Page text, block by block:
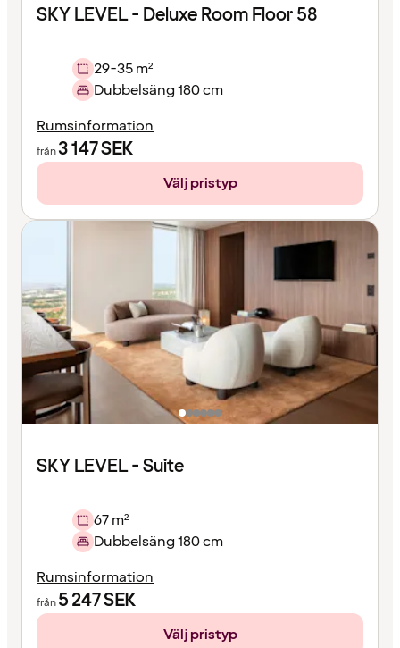
SKY LEVEL - Deluxe Room Floor 58
29-35 m²
Dubbelsäng 180 cm
Rumsinformation
från3 147SEK
Välj pristyp
SKY LEVEL - Suite
67 m²
Dubbelsäng 180 cm
Rumsinformation
från5 247SEK
Välj pristyp